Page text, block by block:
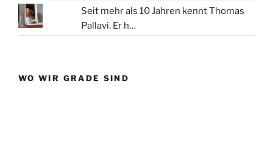
Seit mehr als 10 Jahren kennt Thomas
Pallavi. Er h…
WO WIR GRADE SIND